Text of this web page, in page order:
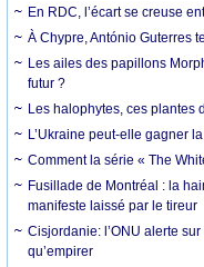
En RDC, l’écart se creuse
À Chypre, António Guterres
Les ailes des papillons
futur ?
Les halophytes, ces plantes
L’Ukraine peut-elle gagner
Comment la série « The
Fusillade de Montréal : la
manifeste laissé par le tireur
Cisjordanie: l’ONU alerte
qu’empirer